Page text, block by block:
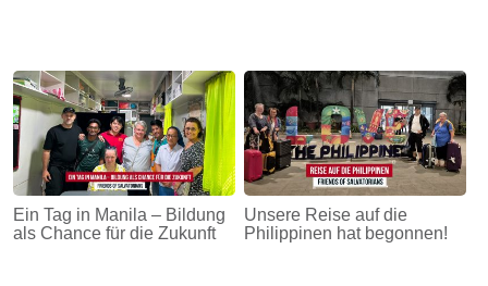
Ein Tag in Manila – Bildung
als Chance für die Zukunft
Unsere Reise auf die
Philippinen hat begonnen!